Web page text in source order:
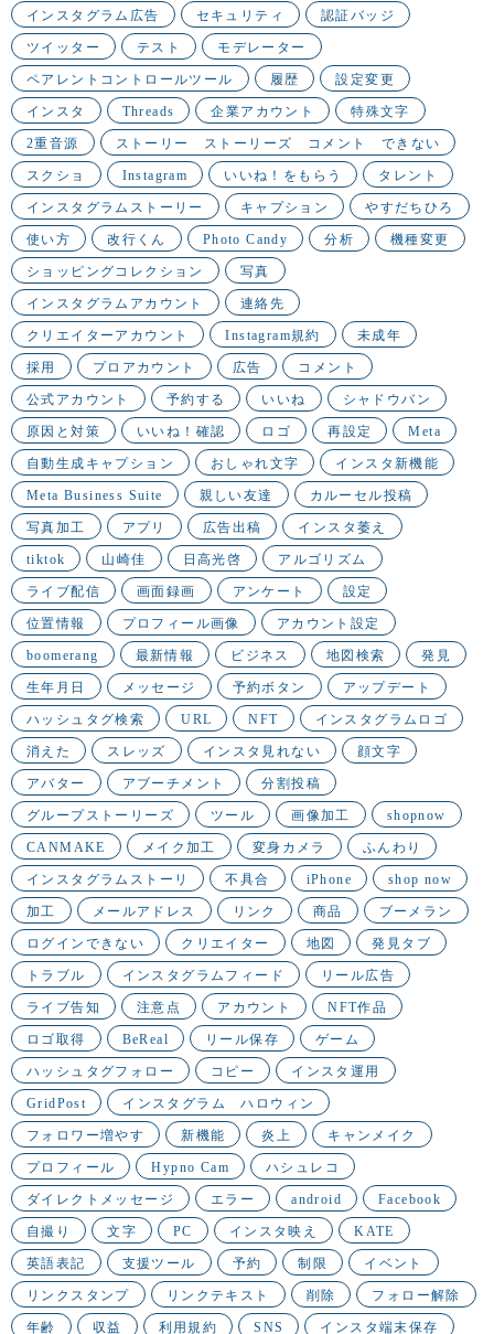
インスタグラム広告 セキュリティ 認証バッジ
ツイッター テスト モデレーター
ペアレントコントロールツール 履歴 設定変更
インスタ Threads 企業アカウント 特殊文字
2重音源 ストーリー ストーリーズ コメント できない
スクショ Instagram いいね！をもらう タレント
インスタグラムストーリー キャプション やすだちひろ
使い方 改行くん Photo Candy 分析 機種変更
ショッピングコレクション 写真
インスタグラムアカウント 連絡先
クリエイターアカウント Instagram規約 未成年
採用 プロアカウント 広告 コメント
公式アカウント 予約する いいね シャドウバン
原因と対策 いいね！確認 ロゴ 再設定 Meta
自動生成キャプション おしゃれ文字 インスタ新機能
Meta Business Suite 親しい友達 カルーセル投稿
写真加工 アプリ 広告出稿 インスタ萎え
tiktok 山崎佳 日高光啓 アルゴリズム
ライブ配信 画面録画 アンケート 設定
位置情報 プロフィール画像 アカウント設定
boomerang 最新情報 ビジネス 地図検索 発見
生年月日 メッセージ 予約ボタン アップデート
ハッシュタグ検索 URL NFT インスタグラムロゴ
消えた スレッズ インスタ見れない 顔文字
アバター アブーチメント 分割投稿
グループストーリーズ ツール 画像加工 shopnow
CANMAKE メイク加工 変身カメラ ふんわり
インスタグラムストーリ 不具合 iPhone shop now
加工 メールアドレス リンク 商品 ブーメラン
ログインできない クリエイター 地図 発見タブ
トラブル インスタグラムフィード リール広告
ライブ告知 注意点 アカウント NFT作品
ロゴ取得 BeReal リール保存 ゲーム
ハッシュタグフォロー コピー インスタ運用
GridPost インスタグラム ハロウィン
フォロワー増やす 新機能 炎上 キャンメイク
プロフィール Hypno Cam ハシュレコ
ダイレクトメッセージ エラー android Facebook
自撮り 文字 PC インスタ映え KATE
英語表記 支援ツール 予約 制限 イベント
リンクスタンプ リンクテキスト 削除 フォロー解除
年齢 収益 利用規約 SNS インスタ端末保存